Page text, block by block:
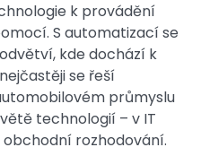
k provádění
S automatizací se
kde dochází k
se řeší
průmyslu
technologií – v IT
rozhodování.